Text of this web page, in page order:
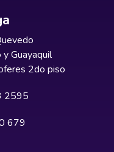
Guayaquil
2do piso
2595
679